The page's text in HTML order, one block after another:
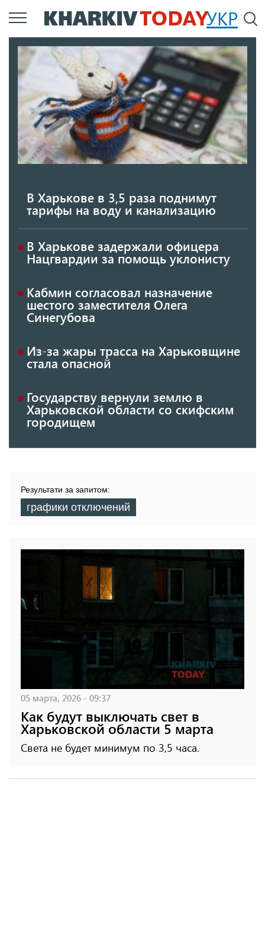
Перейти
к
содержанию
УКР
В Харькове в 3,5 раза поднимут
тарифы на воду и канализацию
В Харькове задержали офицера
Нацгвардии за помощь уклонисту
Кабмин согласовал назначение
шестого заместителя Олега
Синегубова
Из-за жары трасса на Харьковщине
стала опасной
Государству вернули землю в
Харьковской области со скифским
городищем
Результати за запитом:
графики отключений
05 марта, 2026 - 09:37
Как будут выключать свет в
Харьковской области 5 марта
Света не будет минимум по 3,5 часа.